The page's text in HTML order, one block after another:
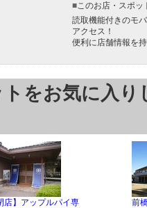
■このお店・スポッ
読取機能付きのモ
アクセス！
便利に店舗情報を
をお気に入
店】アップルパイ専
前